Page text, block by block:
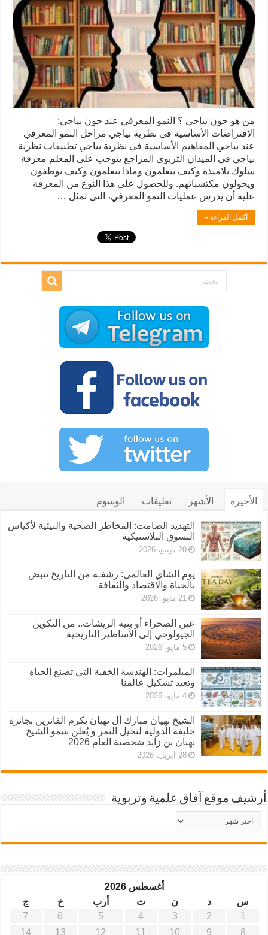
من هو جون بياجي ؟ النمو المعرفي عند جون بياجي:
الافتراضات الأساسية في نظرية بياجي مراحل النمو المعرفي
عند بياجي المفاهيم الأساسية في نظرية بياجي تطبيقات نظرية
بياجي في الميدان التربوي المراجع يتوجب على المعلم معرفة
سلوك تلاميذه وكيف يتعلمون وماذا يتعلمون وكيف يوظفون
ويحولون مكتسباتهم. وللحصول على هذا النوع من المعرفة
عليه أن يدرس عمليات النمو المعرفي، التي تمثل …
أكمل القراءة »
الأخيرة الأشهر تعليقات الوسوم
التهديد الصامت: المخاطر الصحية والبيئية لأكياس
التسوق البلاستيكية
20 يونيو، 2026
يوم الشاي العالمي: رشفـة من التاريخ تنبض
بالحياة والاقتصاد والثقافة
21 مايو، 2026
عين الصحراء أو بنية الريشات.. من التكوين
الجيولوجي إلى الأساطير التاريخية
5 مايو، 2026
المبلمرات: الهندسة الخفية التي تصنع الحياة
وتعيد تشكيل عالمنا
4 مايو، 2026
الشيخ نهيان مبارك آل نهيان يكرم الفائزين بجائزة
خليفة الدولية لنخيل التمر و يُعلن سمو الشيخ
نهيان بن زايد شخصية العام 2026
28 أبريل، 2026
أرشيف موقع آفاق علمية وتربوية
أرشيف
موقع
أغسطس 2026
س
د ن ث أرب خ
ج
1
2
3
4
5
6
7
8
9
10
11
12
13
14